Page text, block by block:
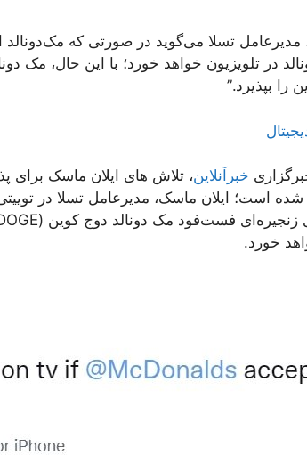
در تلویزیون خواهد خورد؛ با این حال، مک
را بپذیرد.”
خبرآنلاین، تلاش های ایلان ماسک برای
شده است؛ ایلان ماسک، مدیرعامل تسلا در
خورد.